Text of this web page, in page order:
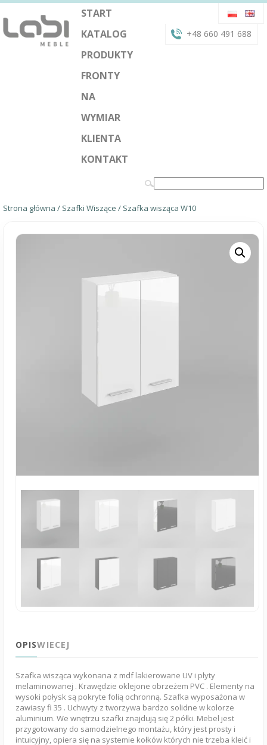
START
KATALOG
PRODUKTY
FRONTY
NA
WYMIAR
KLIENTA
KONTAKT
+48 660 491 688
Strona główna / Szafki Wiszące / Szafka wisząca W10
OPISWIECEJ
Szafka wisząca wykonana z mdf lakierowane UV i płyty
melaminowanej . Krawędzie oklejone obrzeżem PVC . Elementy na
wysoki połysk są pokryte folią ochronną. Szafka wyposażona w
zawiasy fi 35 . Uchwyty z tworzywa bardzo solidne w kolorze
aluminium. We wnętrzu szafki znajdują się 2 półki. Mebel jest
przygotowany do samodzielnego montażu, który jest prosty i
intuicyjny, opiera się na systemie kołków których nie trzeba kleić i